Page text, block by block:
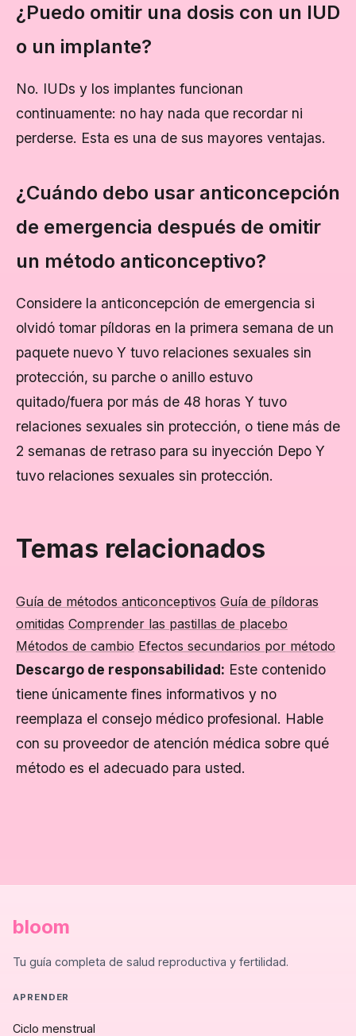
¿Puedo omitir una dosis con un IUD
o un implante?
No. IUDs y los implantes funcionan
continuamente: no hay nada que recordar ni
perderse. Esta es una de sus mayores ventajas.
¿Cuándo debo usar anticoncepción
de emergencia después de omitir
un método anticonceptivo?
Considere la anticoncepción de emergencia si
olvidó tomar píldoras en la primera semana de un
paquete nuevo Y tuvo relaciones sexuales sin
protección, su parche o anillo estuvo
quitado/fuera por más de 48 horas Y tuvo
relaciones sexuales sin protección, o tiene más de
2 semanas de retraso para su inyección Depo Y
tuvo relaciones sexuales sin protección.
Temas relacionados
Guía de métodos anticonceptivos Guía de píldoras
omitidas Comprender las pastillas de placebo
Métodos de cambio Efectos secundarios por método
Descargo de responsabilidad: Este contenido
tiene únicamente fines informativos y no
reemplaza el consejo médico profesional. Hable
con su proveedor de atención médica sobre qué
método es el adecuado para usted.
bloom
Tu guía completa de salud reproductiva y fertilidad.
APRENDER
Ciclo menstrual